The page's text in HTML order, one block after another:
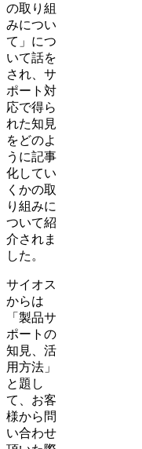
の取り組
みについ
て」につ
いて話を
され、サ
ポート対
応で得ら
れた知見
をどのよ
うに記事
化してい
くかの取
り組みに
ついて紹
介されま
した。
サイオス
からは
「製品サ
ポートの
知見、活
用方法」
と題し
て、お客
様から問
い合わせ